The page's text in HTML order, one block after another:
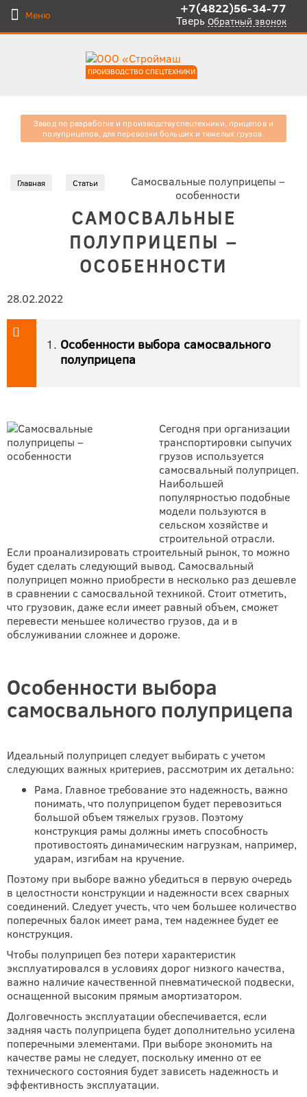
Меню +7(4822)56-34-77
Тверь Обратный звонок
ПРОИЗВОДСТВО СПЕЦТЕХНИКИ
Завод по разработке и производствуспецтехники, прицепов и
полуприцепов, для перевозки больших и тяжелыхгрузов.
Главная Статьи
Самосвальные полуприцепы –
особенности
САМОСВАЛЬНЫЕ
ПОЛУПРИЦЕПЫ –
ОСОБЕННОСТИ
28.02.2022
Особенности выбора самосвального
полуприцепа
Сегодня при организации
транспортировки сыпучих
грузов используется
самосвальный полуприцеп.
Наибольшей
популярностью подобные
модели пользуются в
сельском хозяйстве и
строительной отрасли.
Если проанализировать строительный рынок, то можно
будет сделать следующий вывод. Самосвальный
полуприцеп можно приобрести в несколько раз дешевле
в сравнении с самосвальной техникой. Стоит отметить,
что грузовик, даже если имеет равный объем, сможет
перевести меньшее количество грузов, да и в
обслуживании сложнее и дороже.
Особенности выбора
самосвального полуприцепа
Идеальный полуприцеп следует выбирать с учетом
следующих важных критериев, рассмотрим их детально:
Рама. Главное требование это надежность, важно
понимать, что полуприцепом будет перевозиться
большой объем тяжелых грузов. Поэтому
конструкция рамы должны иметь способность
противостоять динамическим нагрузкам, например,
ударам, изгибам на кручение.
Поэтому при выборе важно убедиться в первую очередь
в целостности конструкции и надежности всех сварных
соединений. Следует учесть, что чем большее количество
поперечных балок имеет рама, тем надежнее будет ее
конструкция.
Чтобы полуприцеп без потери характеристик
эксплуатировался в условиях дорог низкого качества,
важно наличие качественной пневматической подвески,
оснащенной высоким прямым амортизатором.
Долговечность эксплуатации обеспечивается, если
задняя часть полуприцепа будет дополнительно усилена
поперечными элементами. При выборе экономить на
качестве рамы не следует, поскольку именно от ее
технического состояния будет зависеть надежность и
эффективность эксплуатации.